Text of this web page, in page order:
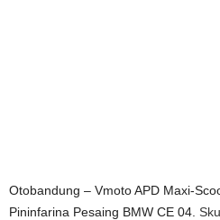
Otobandung – Vmoto APD Maxi-
Pininfarina Pesaing BMW CE 04.